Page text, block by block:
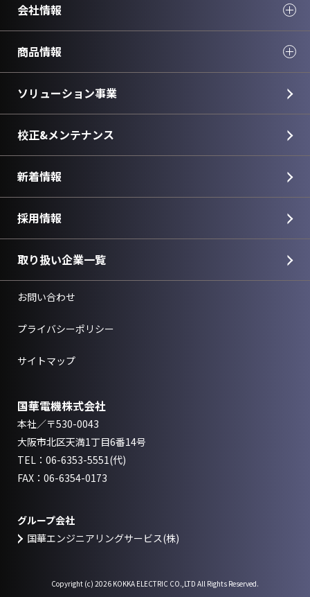
会社情報
商品情報
ソリューション事業
校正&メンテナンス
新着情報
採用情報
取り扱い企業一覧
お問い合わせ
プライバシーポリシー
サイトマップ
国華電機株式会社
本社／〒530-0043
大阪市北区天満1丁目6番14号
TEL： 06-6353-5551(代)
FAX：06-6354-0173
グループ会社
国華エンジニアリングサービス(株)
Copyright (c) 2026 KOKKA ELECTRIC CO.,LTD All Rights Reserved.